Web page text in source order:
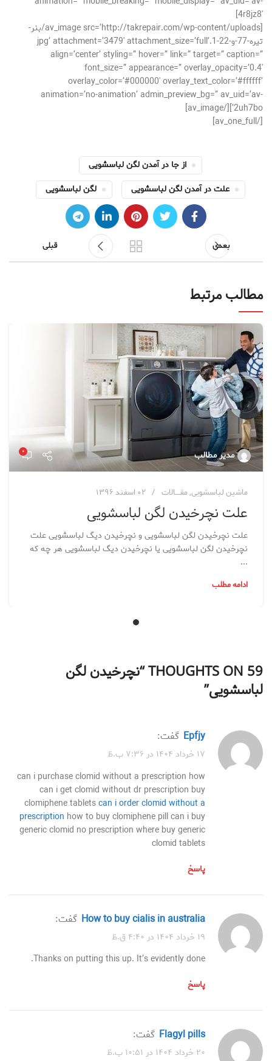
4r8jz8′]
[av_image src=’http://takrepair.com/wp-content/uploads/بنر-
تیره-77-و-22-1.jpg’ attachment=’3479′ attachment_size=’full’
align=’center’ styling=” hover=” link=” target=” caption=”
font_size=” appearance=” overlay_opacity=’0.4′
overlay_color=’#000000′ overlay_text_color=’#ffffff’
animation=’no-animation’ admin_preview_bg=” av_uid=’av-
2uh7bo’][/av_image]
[/av_one_full]
از جا در آمدن لگن لباسشویی
علت در آمدن لگن لباسشویی
لگن لباسشویی
بعدی قبلی
مطالب مرتبط
مدیر مطالب ۰
ماشین لباسشویی,مقــــالات ۰۲ اسفند ۱۳۹۶
علت نچرخیدن لگن لباسشویی
علت نچرخیدن لگن لباسشویی و نچرخیدن دیگ لباسشویی علت
نچرخیدن لگن لباسشویی یا نچرخیدن دیگ لباسشویی هر چه که
...
ادامه مطلب
59 THOUGHTS ON “
نچرخیدن لگن
لباسشویی”
epfjy گفت:
۱۷ خرداد ۱۴۰۴ در ۷:۳۶ ب.ظ
can i purchase clomid without a prescription how
can i get clomid without dr prescription buy
clomiphene tabletscan i order clomid without a
prescription how to buy clomiphene pill can i buy
generic clomid no prescription where buy generic
clomid tablets
پاسخ
how to buy cialis in australia گفت:
۱۹ خرداد ۱۴۰۴ در ۴:۴۰ ق.ظ
Thanks on putting this up. It’s evidently done.
پاسخ
flagyl pills گفت:
۲۰ خرداد ۱۴۰۴ در ۱۰:۵۱ ب.ظ